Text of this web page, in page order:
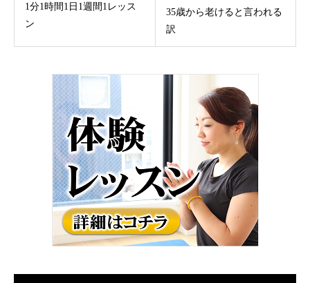
1分1時間1日1週間1レッス
ン
35歳から老けると言われる
訳